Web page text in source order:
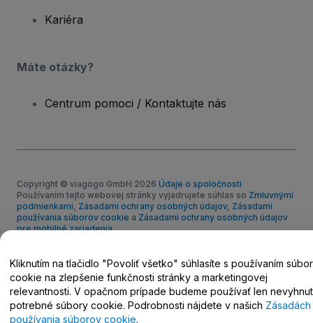
Kariéra
Máte otázky?
Centrum pomoci / Kontaktujte nás
Copyright © viagogo GmbH 2026 Údaje o spoločnosti
Používaním tejto webovej stránky vyjadrujete súhlas so Zmluvnými
podmienkami, Zásadami ochrany osobných údajov, Zásadami
používania súborov cookie a Zásadami ochrany osobných údajov
pre mobilné zariadenia
Kliknutím na tlačidlo "Povoliť všetko" súhlasíte s používaním
cookie na zlepšenie funkčnosti stránky a marketingovej
relevantnosti. V opačnom prípade budeme používať len
potrebné súbory cookie. Podrobnosti nájdete v našich Zásadách
používania súborov cookie.